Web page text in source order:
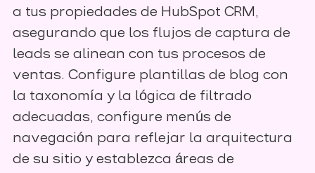
a tus propiedades de HubSpot CRM,
asegurando que los flujos de captura de
leads se alinean con tus procesos de
ventas. Configure plantillas de blog con
la taxonomía y la lógica de filtrado
adecuadas, configure menús de
navegación para reflejar la arquitectura
de su sitio y establezca áreas de